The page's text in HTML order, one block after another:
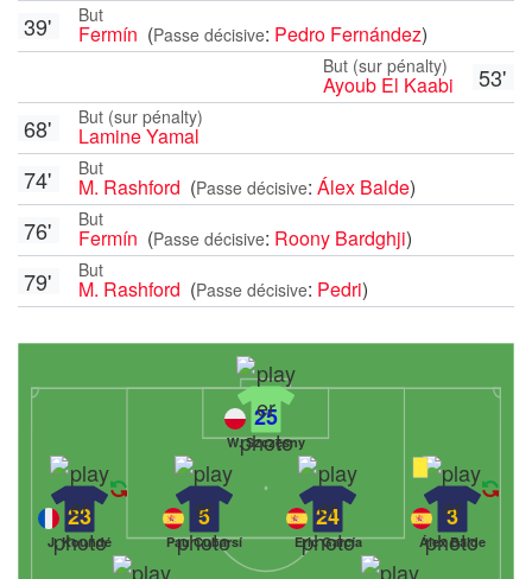
But
Fermín (Passe décisive: Pedro Fernández)
39'
53'
But (sur pénalty)
Ayoub El Kaabi
But (sur pénalty)
Lamine Yamal
68'
But
M. Rashford (Passe décisive: Álex Balde)
74'
But
Fermín (Passe décisive: Roony Bardghji)
76'
But
M. Rashford (Passe décisive: Pedri)
79'
25
W. Szczęsny
3
Álex Balde
24
Eric García
5
Pau Cubarsí
23
J. Koundé